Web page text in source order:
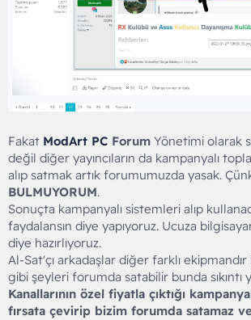
Fakat ModArt PC Forum Yönetimi olarak
değil diğer yayıncıların da kampanyalı
alıp satmak artık forumumuzda yasak.
BULMUYORUM.
Sonuçta kampanyalı sistemleri alıp
faydalansın diye yapıyoruz. Ucuza
diye hazırlıyoruz.
Al-Sat'çı arkadaşlar diğer farklı
gibi şeyleri forumda satabilir bunda sıkıntı
Kanallarının özel fiyatla çıktığı
fırsata çevirip bizim forumda satamaz ve